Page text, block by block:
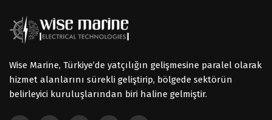
Wise Marine, Türkiye’de yatçılığın gelişmesine paralel olarak
hizmet alanlarını sürekli geliştirip, bölgede sektörün
belirleyici kuruluşlarından biri haline gelmiştir.